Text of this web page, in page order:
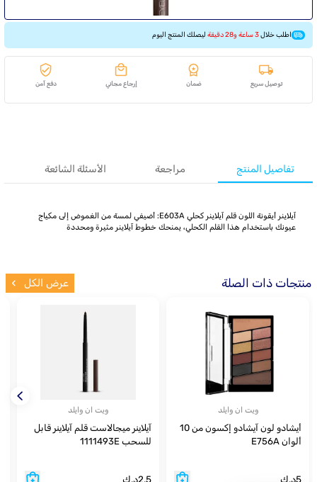
اطلب خلال3 ساعة و28 دقيقة ليصلك المنتج اليوم
توصيل سريع ضمان إرجاع مجاني دفع آمن
تفاصيل المنتج مراجعة الأسئلة الشائعة
آيلاينر أيقونة اللون قلم آيلاينر كحلي E603A: أضيفي لمسة من الغموض إلى مكياج
عيونك باستخدام هذا القلم الكحلي، يمنحك خطوط آيلاينر مثيرة ومحددة
منتجات ذات الصلة عرض الكل
ويت ان وايلد
أيشادو لون آيشادو إكسون من 10
ألوان E756A
5د.ك
ويت ان وايلد
آيلاينر ميجالاست قلم آيلاينر قابل
للسحب 1111493E
2.5د.ك